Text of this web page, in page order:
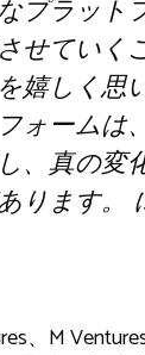
プラット
せていく
嬉しく思
ォームは
、真の変
ります。
、M